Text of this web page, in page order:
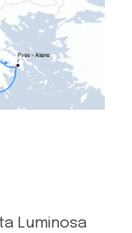
Luminosa